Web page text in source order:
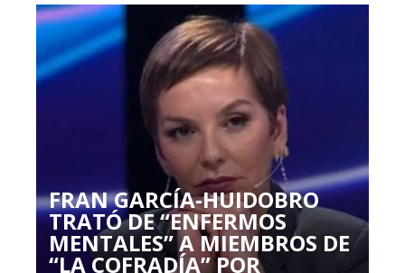
FRAN GARCÍA-HUIDOBRO
TRATÓ DE “ENFERMOS
MENTALES” A MIEMBROS DE
“LA COFRADÍA” POR